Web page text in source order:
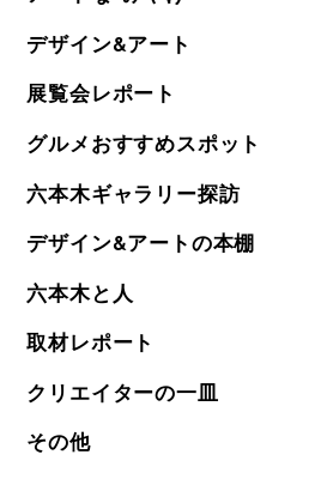
デザイン&アート
展覧会レポート
グルメおすすめスポット
六本木ギャラリー探訪
デザイン&アートの本棚
六本木と人
取材レポート
クリエイターの一皿
その他